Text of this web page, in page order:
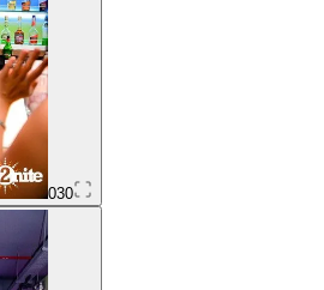
030